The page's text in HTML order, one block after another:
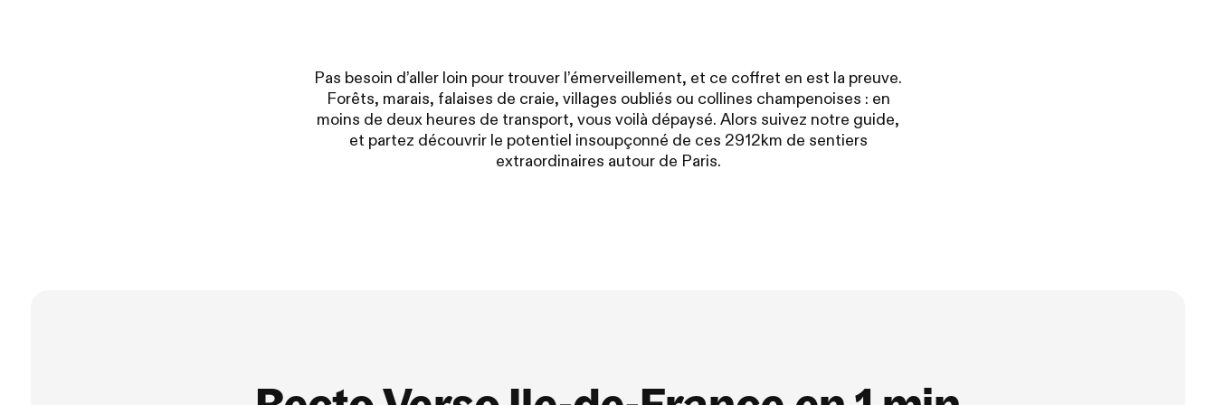
Pas besoin d’aller loin pour trouver l’émerveillement, et ce coffret en est la preuve.
Forêts, marais, falaises de craie, villages oubliés ou collines champenoises : en
moins de deux heures de transport, vous voilà dépaysé. Alors suivez notre guide,
et partez découvrir le potentiel insoupçonné de ces 2912km de sentiers
extraordinaires autour de Paris.